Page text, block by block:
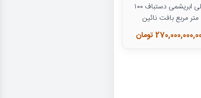
قالی ابریشمی دستباف ۱۰۰
متر مربع بافت نائین
تومان